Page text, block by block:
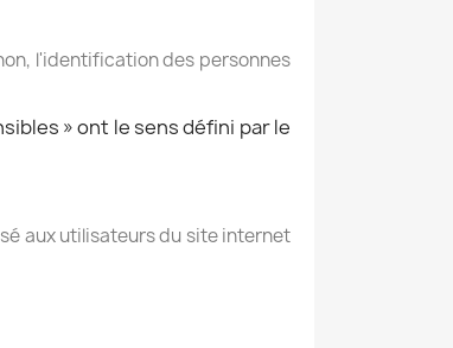
l'identification des personnes
» ont le sens défini par le
aux utilisateurs du site internet